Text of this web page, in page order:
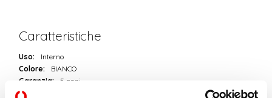
Caratteristiche
Uso:
Interno
Colore:
BIANCO
Garanzia:
5 anni
Peso: